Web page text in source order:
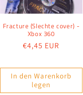
Fracture (Slechte cover) -
Xbox 360
Normaler
€4,45 EUR
In den Warenkorb
legen